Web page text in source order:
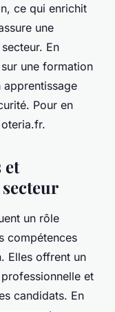
ce qui enrichit
une
En
une formation
Pour en
et
un rôle
compétences
Elles offrent un
et
candidats. En